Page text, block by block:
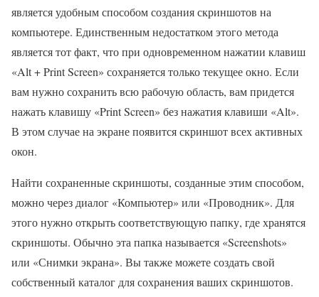
является удобным способом создания скриншотов на
компьютере. Единственным недостатком этого метода
является тот факт, что при одновременном нажатии клавиш
«Alt + Print Screen» сохраняется только текущее окно. Если
вам нужно сохранить всю рабочую область, вам придется
нажать клавишу «Print Screen» без нажатия клавиши «Alt».
В этом случае на экране появится скриншот всех активных
окон.
Найти сохраненные скриншоты, созданные этим способом,
можно через диалог «Компьютер» или «Проводник». Для
этого нужно открыть соответствующую папку, где хранятся
скриншоты. Обычно эта папка называется «Screenshots»
или «Снимки экрана». Вы также можете создать свой
собственный каталог для сохранения ваших скриншотов.